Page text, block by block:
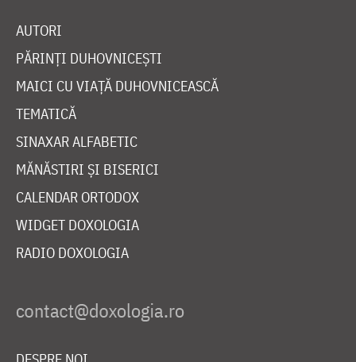
AUTORI
PĂRINȚI DUHOVNICEȘTI
MAICI CU VIAȚĂ DUHOVNICEASCĂ
TEMATICĂ
SINAXAR ALFABETIC
MĂNĂSTIRI ȘI BISERICI
CALENDAR ORTODOX
WIDGET DOXOLOGIA
RADIO DOXOLOGIA